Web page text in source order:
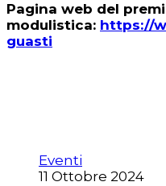
Pagina web del
modulistica: https://
guasti
Eventi
11 Ottobre 2024